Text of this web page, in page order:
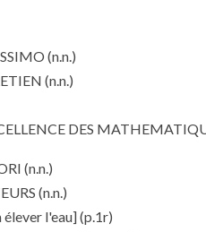
(n.n.)
(n.n.)
DES
(n.n.)
(n.n.)
élever l'eau](p.1r)